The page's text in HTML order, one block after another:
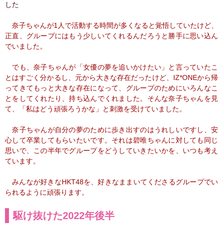
した
奈子ちゃんが1人で活動する時間が多くなると覚悟していたけど、
正直、グループにはもう少しいてくれるんだろうと勝手に思い込ん
でいました。
でも、奈子ちゃんが「女優の夢を追いかけたい」と言っていたこ
とはすごく分かるし、元から大きな存在だったけど、IZ*ONEから帰
ってきてもっと大きな存在になって、グループのためにいろんなこ
とをしてくれたり、持ち込んでくれました。そんな奈子ちゃんを見
て、「私はどう頑張ろうかな」と刺激を受けていました。
奈子ちゃんが自分の夢のために歩き出すのはうれしいですし、安
心して卒業してもらいたいです。それは碧唯ちゃんに対しても同じ
思いで、この半年でグループをどうしていきたいかを、いつも考え
ています。
みんなが好きなHKT48を、好きなままいてくださるグループでい
られるように頑張ります。
駆け抜けた2022年後半